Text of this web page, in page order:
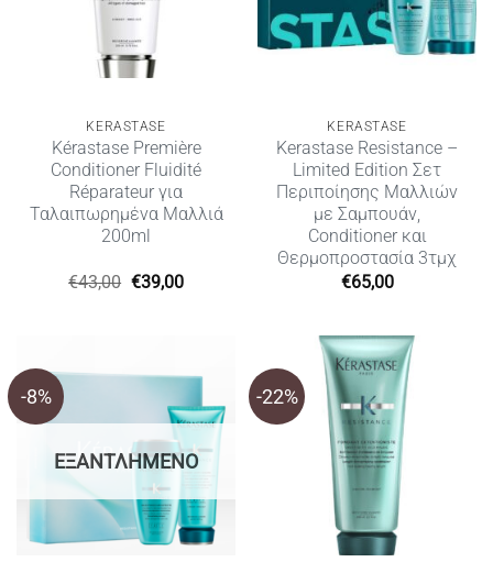
KERASTASE
Kérastase Première
Conditioner Fluidité
Réparateur για
Ταλαιπωρημένα Μαλλιά
200ml
€43,00 Original
price
€39,00Η
KERASTASE
Kerastase Resistance –
Limited Edition Σετ
Περιποίησης Μαλλιών
με Σαμπουάν,
Conditioner και
Θερμοπροστασία 3τμχ
€65,00
-8%
ΕΞΑΝΤΛΗΜΈΝΟ
-22%